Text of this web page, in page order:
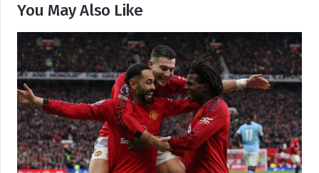
You May Also Like